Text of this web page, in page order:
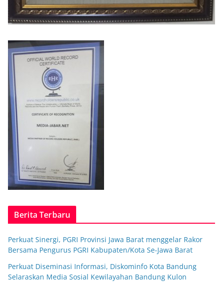
Berita Terbaru
Perkuat Sinergi, PGRI Provinsi Jawa Barat menggelar Rakor
Bersama Pengurus PGRI Kabupaten/Kota Se-Jawa Barat
Perkuat Diseminasi Informasi, Diskominfo Kota Bandung
Selaraskan Media Sosial Kewilayahan Bandung Kulon